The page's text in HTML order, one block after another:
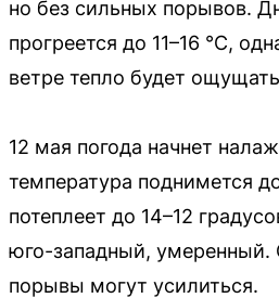
но без сильных порывов.
прогреется до 11–16 °C,
ветре тепло будет
12 мая погода начнет
температура поднимется
потеплеет до 14–12
юго-западный, умеренный.
порывы могут усилиться.